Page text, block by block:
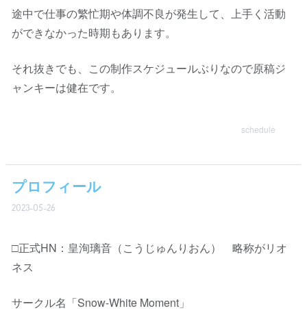
途中で仕事の繁忙期や体調不良が発生して、上手く活動
ができなかった時期もあります。
それ抜きでも、この制作スケジュールぶりなので原稿ジ
ャンキーは健在です。
schedule
プロフィール
2023-05-26
□正式HN：皇洵璃音（こうじゅんりおん） 略称がリオ
ネス
サークル名「Snow-White Moment」